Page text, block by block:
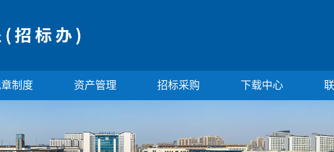
制度 资产管理 招标采购 下载中心